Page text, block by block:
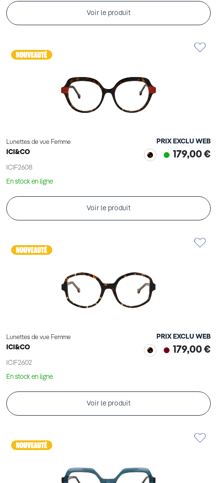
Voir le produit
Lunettes de vue Femme
ICI&CO
ICIF2608
PRIX EXCLU WEB
179,00 €
En stock en ligne
Voir le produit
Lunettes de vue Femme
ICI&CO
ICIF2602
PRIX EXCLU WEB
179,00 €
En stock en ligne
Voir le produit